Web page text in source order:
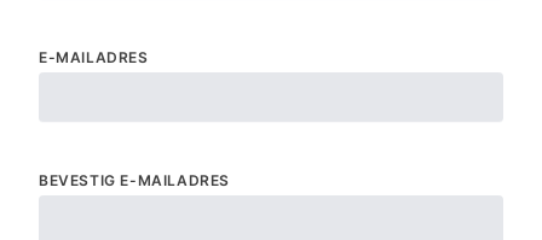
E-MAILADRES
BEVESTIG E-MAILADRES